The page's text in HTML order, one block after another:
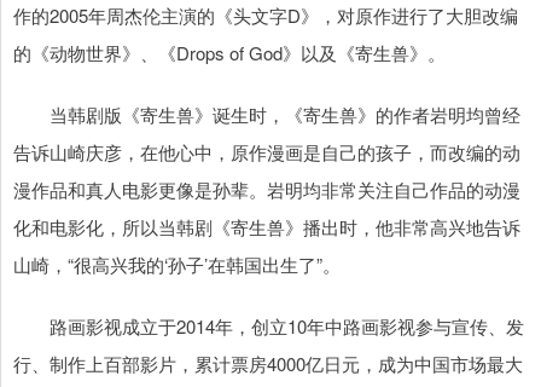
作的2005年周杰伦主演的《头文字D》，对原作进行了大胆改编
的《动物世界》、《Drops of God》以及《寄生兽》。
当韩剧版《寄生兽》诞生时，《寄生兽》的作者岩明均曾经
告诉山崎庆彦，在他心中，原作漫画是自己的孩子，而改编的动
漫作品和真人电影更像是孙辈。岩明均非常关注自己作品的动漫
化和电影化，所以当韩剧《寄生兽》播出时，他非常高兴地告诉
山崎，“很高兴我的‘孙子’在韩国出生了”。
路画影视成立于2014年，创立10年中路画影视参与宣传、发
行、制作上百部影片，累计票房4000亿日元，成为中国市场最大